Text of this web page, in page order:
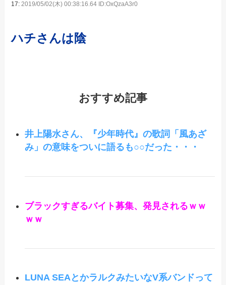
17:2019/05/02(木) 00:38:16.64 ID:OxQzaA3r0
ハチさんは陰
おすすめ記事
井上陽水さん、『少年時代』の歌詞「風あざ
み」の意味をついに語るも○○だった・・・
ブラックすぎるバイト募集、発見されるｗｗ
ｗｗ
LUNA SEAとかラルクみたいなV系バンドって